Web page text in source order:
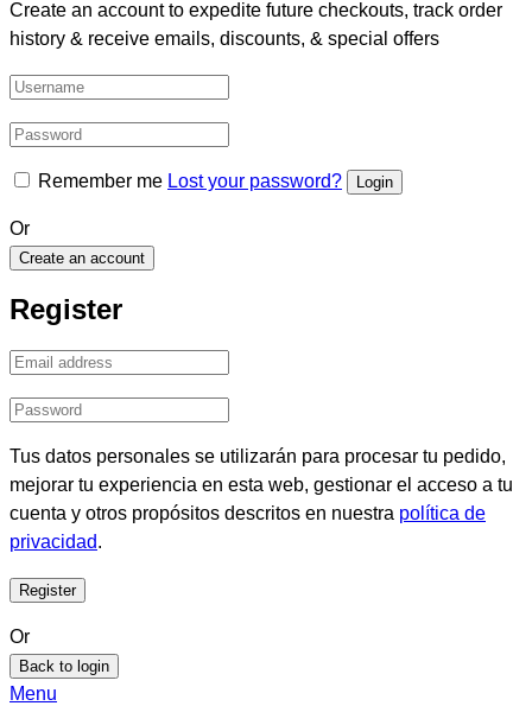
Create an account to expedite future checkouts, track order
history & receive emails, discounts, & special offers
Remember me Lost your password?
Or
Create an account
Register
Tus datos personales se utilizarán para procesar tu pedido,
mejorar tu experiencia en esta web, gestionar el acceso a tu
cuenta y otros propósitos descritos en nuestra política de
privacidad.
Or
Back to login
Menu